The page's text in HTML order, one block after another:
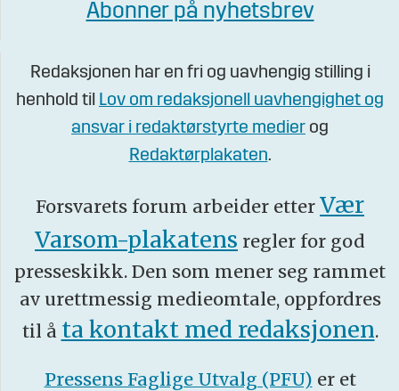
Abonner på nyhetsbrev
Redaksjonen har en fri og uavhengig stilling i
henhold til Lov om redaksjonell uavhengighet og
ansvar i redaktørstyrte medier og
Redaktørplakaten.
Forsvarets forum arbeider etter Vær
Varsom-plakatens regler for god
presseskikk. Den som mener seg rammet
av urettmessig medieomtale, oppfordres
til å ta kontakt med redaksjonen.
Pressens Faglige Utvalg (PFU) er et